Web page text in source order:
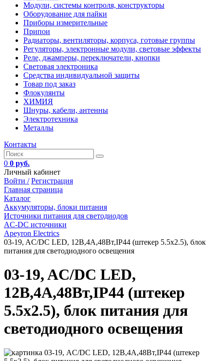
Модули, системы контроля, конструкторы
Оборудование для пайки
Приборы измерительные
Припои
Радиаторы, вентиляторы, корпуса, готовые группы
Регуляторы, электронные модули, световые эффекты
Реле, джамперы, переключатели, кнопки
Световая электроника
Средства индивидуальной защиты
Товар под заказ
Флокулянты
ХИМИЯ
Шнуры, кабели, антенны
Электротехника
Металлы
Контакты
0 0 руб.
Личный кабинет
Войти / Регистрация
Главная страница
Каталог
Аккумуляторы, блоки питания
Источники питания для светодиодов
AC-DC источники
Apeyron Electrics
03-19, AC/DC LED, 12В,4A,48Вт,IP44 (штекер 5.5х2.5), блок
питания для светодиодного освещения
03-19, AC/DC LED,
12В,4A,48Вт,IP44 (штекер
5.5х2.5), блок питания для
светодиодного освещения